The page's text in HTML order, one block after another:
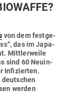
von dem fest­ge­
das im Japa­
Mitt­ler­weile
sind 60 Neu­in­
Infi­zierten.
deut­schen
werden